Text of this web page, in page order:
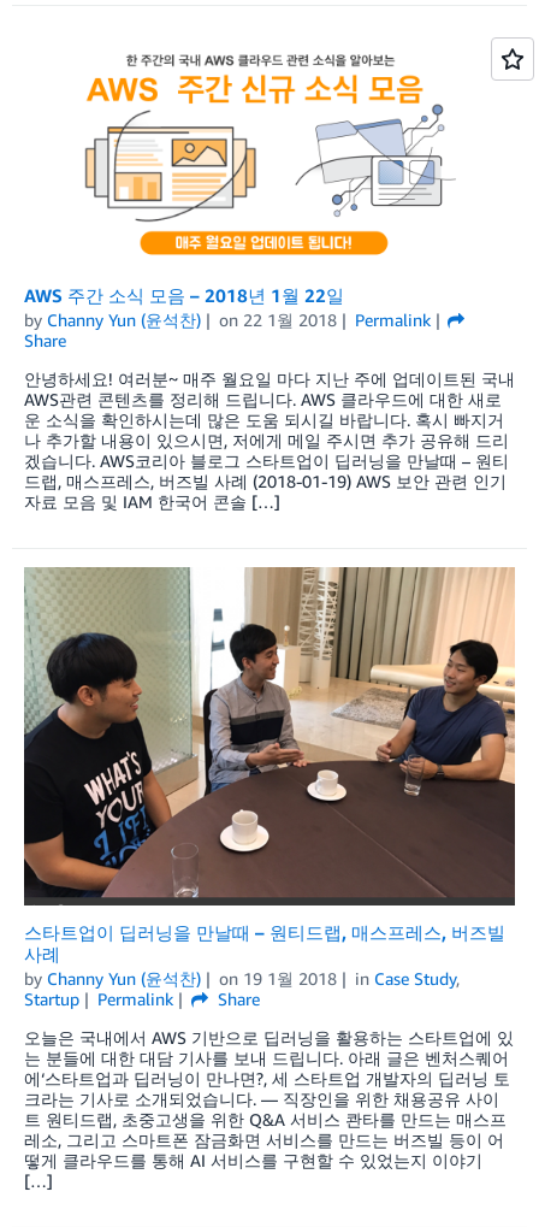
AWS 주간 소식 모음 – 2018년 1월 22일
by Channy Yun (윤석찬) on 22 1월 2018
Permalink
Share
안녕하세요! 여러분~ 매주 월요일 마다 지난 주에 업데이트된 국내
AWS관련 콘텐츠를 정리해 드립니다. AWS 클라우드에 대한 새로
운 소식을 확인하시는데 많은 도움 되시길 바랍니다. 혹시 빠지거
나 추가할 내용이 있으시면, 저에게 메일 주시면 추가 공유해 드리
겠습니다. AWS코리아 블로그 스타트업이 딥러닝을 만날때 – 원티
드랩, 매스프레스, 버즈빌 사례 (2018-01-19) AWS 보안 관련 인기
자료 모음 및 IAM 한국어 콘솔 […]
스타트업이 딥러닝을 만날때 – 원티드랩, 매스프레스, 버즈빌
사례
by Channy Yun (윤석찬) on 19 1월 2018 in Case Study,
Startup
Permalink
Share
오늘은 국내에서 AWS 기반으로 딥러닝을 활용하는 스타트업에 있
는 분들에 대한 대담 기사를 보내 드립니다. 아래 글은 벤처스퀘어
에‘스타트업과 딥러닝이 만나면?, 세 스타트업 개발자의 딥러닝 토
크라는 기사로 소개되었습니다. — 직장인을 위한 채용공유 사이
트 원티드랩, 초중고생을 위한 Q&A 서비스 콴타를 만드는 매스프
레소, 그리고 스마트폰 잠금화면 서비스를 만드는 버즈빌 등이 어
떻게 클라우드를 통해 AI 서비스를 구현할 수 있었는지 이야기
[…]